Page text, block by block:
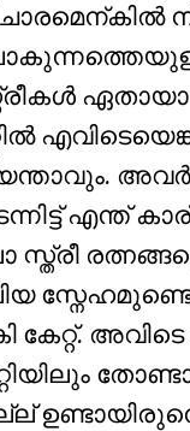
എന്ത്
രത്നങ്ങളെ
അവിടെ